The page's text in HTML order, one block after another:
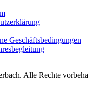
Geschäftsbedingungen
Alle Rechte